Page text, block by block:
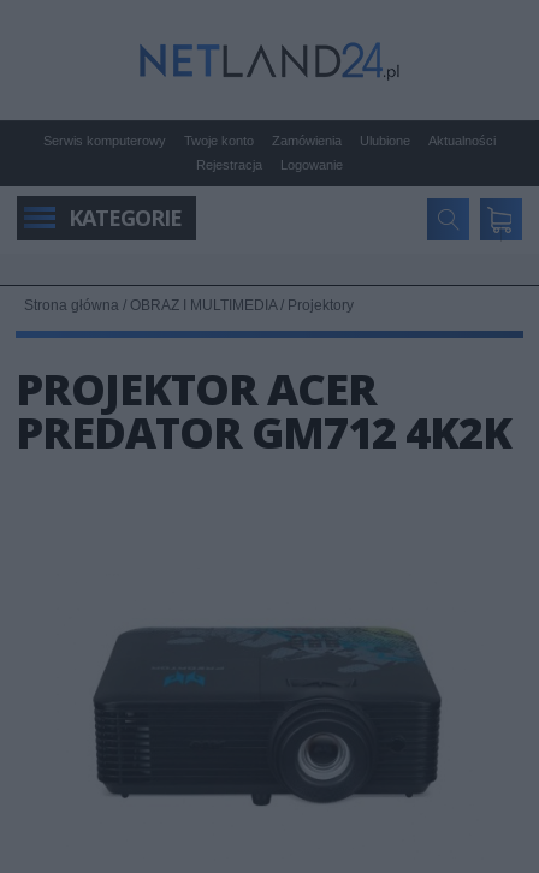
Serwis komputerowy Twoje konto Zamówienia Ulubione
Aktualności
Rejestracja
Logowanie
KATEGORIE
Strona główna / OBRAZ I MULTIMEDIA/ Projektory
PROJEKTOR ACER
PREDATOR GM712 4K2K